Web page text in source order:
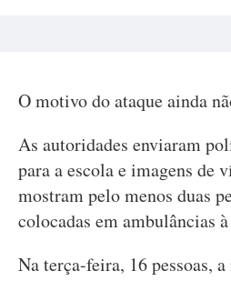
O motivo do ataque ainda
As autoridades enviaram
para a escola e imagens de
mostram pelo menos duas
colocadas em ambulâncias
Na terça-feira, 16 pessoas,